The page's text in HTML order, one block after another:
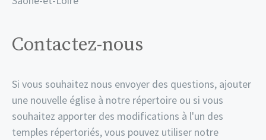
Contactez-nous
Si vous souhaitez nous envoyer des questions, ajouter
une nouvelle église à notre répertoire ou si vous
souhaitez apporter des modifications à l'un des
temples répertoriés, vous pouvez utiliser notre